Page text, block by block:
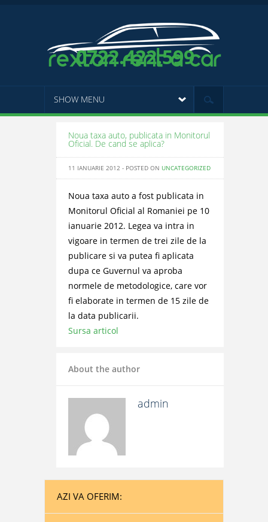
0722.422.599
SHOW MENU
Noua taxa auto, publicata in Monitorul
Oficial. De cand se aplica?
11 IANUARIE 2012 - POSTED ON UNCATEGORIZED
Noua taxa auto a fost publicata in
Monitorul Oficial al Romaniei pe 10
ianuarie 2012. Legea va intra in
vigoare in termen de trei zile de la
publicare si va putea fi aplicata
dupa ce Guvernul va aproba
normele de metodologice, care vor
fi elaborate in termen de 15 zile de
la data publicarii.
Sursa articol
About the author
admin
AZI VA OFERIM: